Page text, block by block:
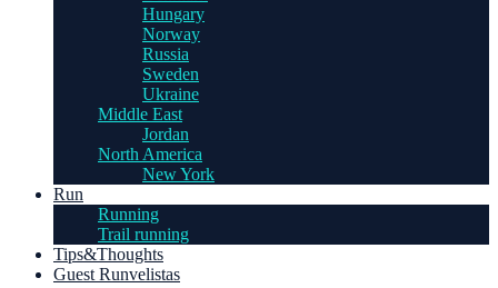
Hungary
Norway
Russia
Sweden
Ukraine
Middle East
Jordan
North America
New York
Run
Running
Trail running
Tips&Thoughts
Guest Runvelistas